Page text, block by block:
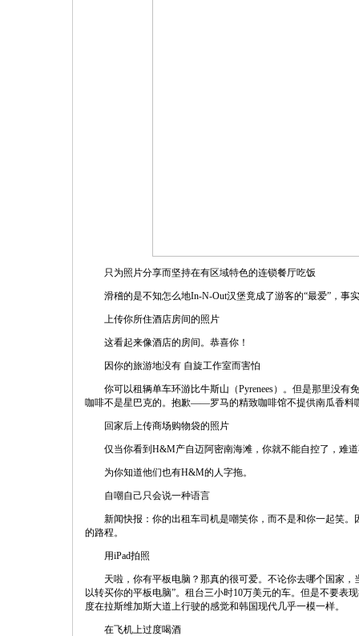
只为照片分享而坚持在有区域特色的连锁餐厅吃饭
滑稽的是不知怎么地In-N-Out汉堡竟成了游客的“最爱”，事
上传你所住酒店房间的照片
这看起来像酒店的房间。恭喜你！
因你的旅游地没有 自旋工作室而害怕
你可以租辆单车环游比牛斯山（Pyrenees）。但是那里没有
咖啡不是星巴克的。抱歉——罗马的精致咖啡馆不提供南瓜香料
回家后上传商场购物袋的照片
仅当你看到H&M产自迈阿密南海滩，你就不能自控了，难道
为你知道他们也有H&M的人字拖。
自嘲自己只会说一种语言
新闻快报：你的出租车司机是嘲笑你，而不是和你一起笑。
的路程。
用iPad拍照
天啦，你有平板电脑？那真的很可爱。不论你去哪个国家，
以转买你的平板电脑”。租台三小时10万美元的车。但是不要表
度在拉斯维加斯大道上行驶的感觉和韩国现代几乎一模一样。
在飞机上过度喝酒